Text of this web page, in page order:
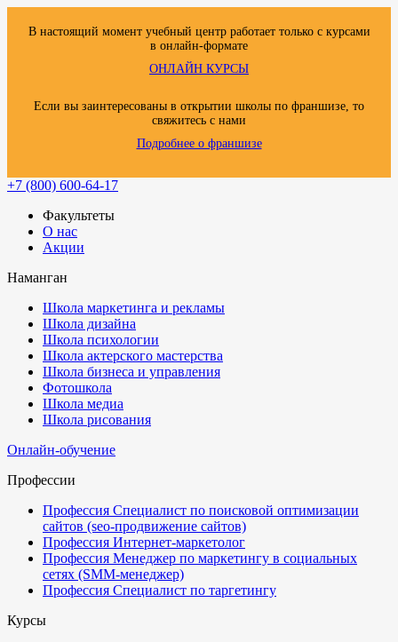
В настоящий момент учебный центр работает только с курсами
в онлайн-формате
ОНЛАЙН КУРСЫ
Если вы заинтересованы в открытии школы по франшизе, то
свяжитесь с нами
Подробнее о франшизе
+7 (800) 600-64-17
Факультеты
О нас
Акции
Наманган
Школа маркетинга и рекламы
Школа дизайна
Школа психологии
Школа актерского мастерства
Школа бизнеса и управления
Фотошкола
Школа медиа
Школа рисования
Онлайн-обучение
Профессии
Профессия Специалист по поисковой оптимизации
сайтов (seo-продвижение сайтов)
Профессия Интернет-маркетолог
Профессия Менеджер по маркетингу в социальных
сетях (SMM-менеджер)
Профессия Специалист по таргетингу
Курсы